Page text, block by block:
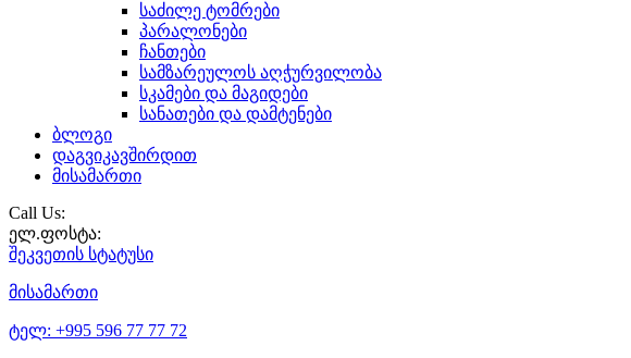
საძილე ტომრები
პარალონები
ჩანთები
სამზარეულოს აღჭურვილობა
სკამები და მაგიდები
სანათები და დამტენები
ბლოგი
დაგვიკავშირდით
მისამართი
Call Us:
ელ.ფოსტა:
შეკვეთის სტატუსი
მისამართი
ტელ: +995 596 77 77 72